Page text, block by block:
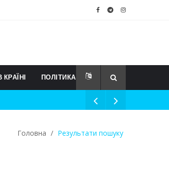
ПОЛІТИКА
Головна / Результати пошуку